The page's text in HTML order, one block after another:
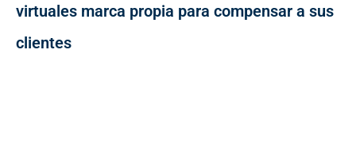
virtuales marca propia para compensar a sus
clientes